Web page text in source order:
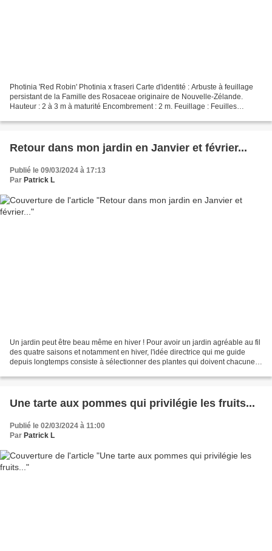
Photinia 'Red Robin' Photinia x fraseri Carte d'identité : Arbuste à feuillage
persistant de la Famille des Rosaceae originaire de Nouvelle-Zélande.
Hauteur : 2 à 3 m à maturité Encombrement : 2 m. Feuillage : Feuilles
Retour dans mon jardin en Janvier et février...
Publié le 09/03/2024 à 17:13
Par Patrick L
Un jardin peut être beau même en hiver ! Pour avoir un jardin agréable au fil
des quatre saisons et notamment en hiver, l'idée directrice qui me guide
depuis longtemps consiste à sélectionner des plantes qui doivent chacune
Une tarte aux pommes qui privilégie les fruits...
Publié le 02/03/2024 à 11:00
Par Patrick L